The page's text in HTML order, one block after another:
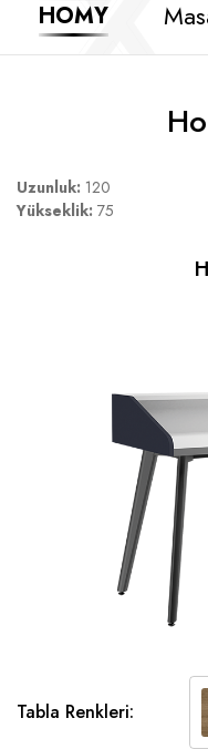
HOMY
Uzunluk: 120
Yükseklik: 75
Tabla Renkleri: